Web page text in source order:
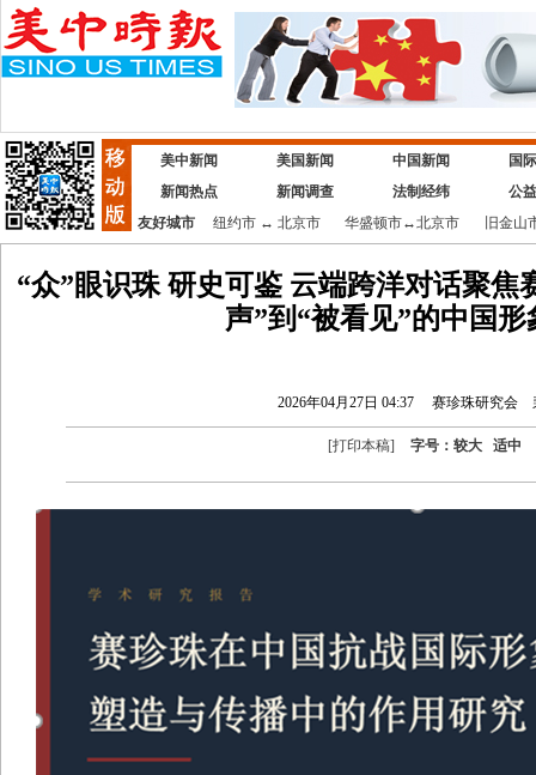
美中新闻 美国新闻 中国新闻
国
新闻热点
新闻调查 法制经纬
公
友好城市
纽约市↔ 北京市 华盛顿市↔北京市 旧金山
“众”眼识珠 研史可鉴 云端跨洋对话聚焦
声”到“被看见”的中国形
2026年04月27日 04:37 赛珍珠研究会
[打印本稿] 字号： 较大 适中